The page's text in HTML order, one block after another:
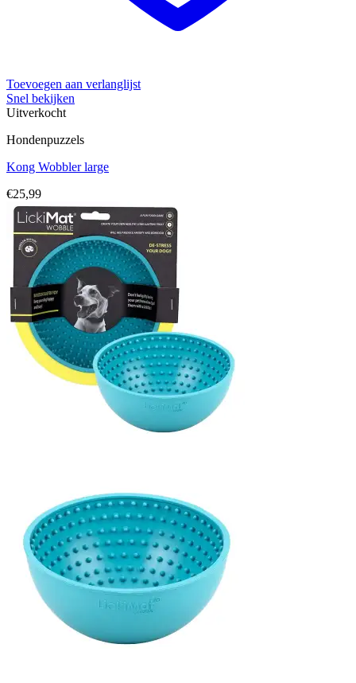
Toevoegen aan verlanglijst
Snel bekijken
Uitverkocht
Hondenpuzzels
Kong Wobbler large
€25,99